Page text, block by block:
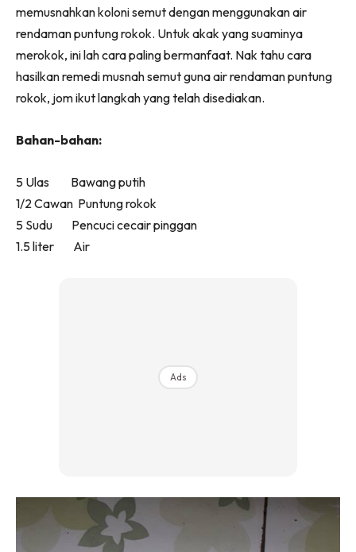
Hartanah
High Rise
Landed
Beli Di Mana
Ilham Impiana
Ilham Impiana 360
Ilham Impiana Inspirasi Selebriti
Impiana TV
memusnahkan koloni semut dengan menggunakan air
rendaman puntung rokok. Untuk akak yang suaminya
merokok, ini lah cara paling bermanfaat. Nak tahu cara
hasilkan remedi musnah semut guna air rendaman puntung
rokok, jom ikut langkah yang telah disediakan.
Bahan-bahan:
5 Ulas Bawang putih
1/2 Cawan Puntung rokok
5 Sudu Pencuci cecair pinggan
1.5 liter Air
Ads